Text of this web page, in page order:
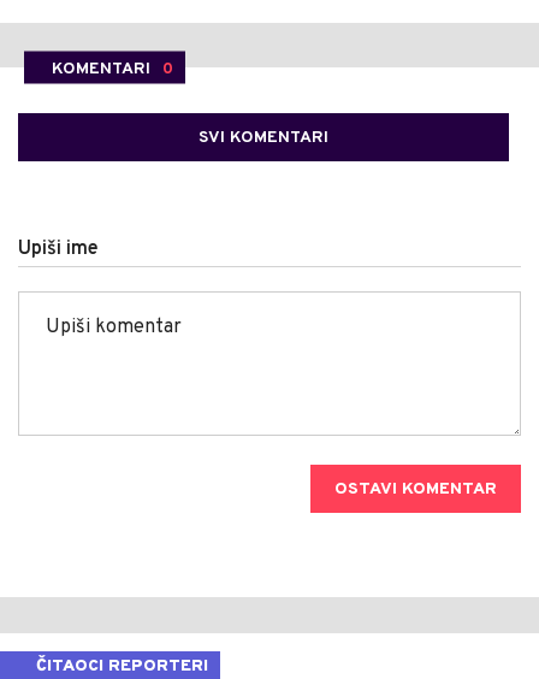
KOMENTARI 0
SVI KOMENTARI
Upiši ime
OSTAVI KOMENTAR
ČITAOCI REPORTERI